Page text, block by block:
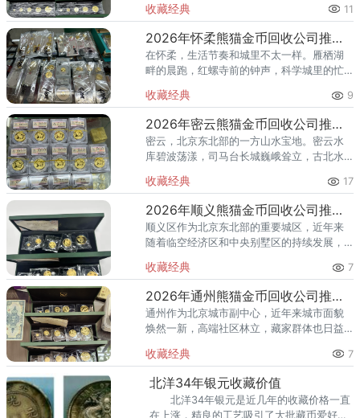
红螺寺的香火绵延不绝——怀柔的藏家群体
也在悄然壮大。熊猫金币，作为
收藏经典 11
2026年怀柔熊猫金币回收公司推荐 怀柔哪里回收熊猫金币
在怀柔，生活节奏和城里不太一样。雁栖湖
畔的晨跑，红螺寺前的钟声，科学城里的忙
值。熊猫金币作为兼具投资与收藏属性的热
门品种，在怀柔的藏家圈子里一
收藏经典 9
2026年密云熊猫金币回收公司推荐 密云回收熊猫金币正规渠道
密云，北京东北部的一方山水宝地。密云水
库碧波荡漾，司马台长城巍峨耸立，古北水
的土地上，越来越多的人开始关注钱币收
藏，熊猫金币凭借其国家法定货币
收藏经典 17
2026年顺义熊猫金币回收公司推荐 顺义回收熊猫金币渠道
顺义区作为北京东北部的重要城区，近年来
随着临空经济区和中央别墅区的持续发展，
量也在稳步增长。然而，不少顺义藏家在考
虑出手熊猫金币时，总会遇到一
收藏经典 7
2026年通州熊猫金币回收公司推荐 通州出手熊猫金币藏家该选哪家？
通州作为北京城市副中心，近年来城市面貌
焕然一新，高端社区林立，藏家群体也日益
爱琴海购物公园，从行政办公区到运河商务
区，关注钱币收藏的人越来越多
收藏经典 7
北洋34年银元收藏价值
北洋34年银元是近几年的收藏价格一直
在上涨，精良的工艺吸引了大批藏币爱好者